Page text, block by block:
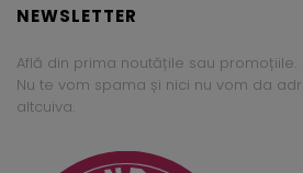
NEWSLETTER
Află din prima noutățile sau promoțiile.
Nu te vom spama și nici nu vom da
altcuiva.